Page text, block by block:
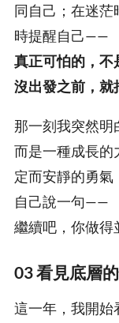
同自己；在迷茫
時提醒自己——
真正可怕的，不
沒出發之前，就
那一刻我突然明
而是一種成長的
定而安靜的勇
自己說一句——
繼續吧，你做得
03 看見底層
這一年，我開始